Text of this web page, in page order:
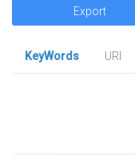
Export
KeyWords
URl